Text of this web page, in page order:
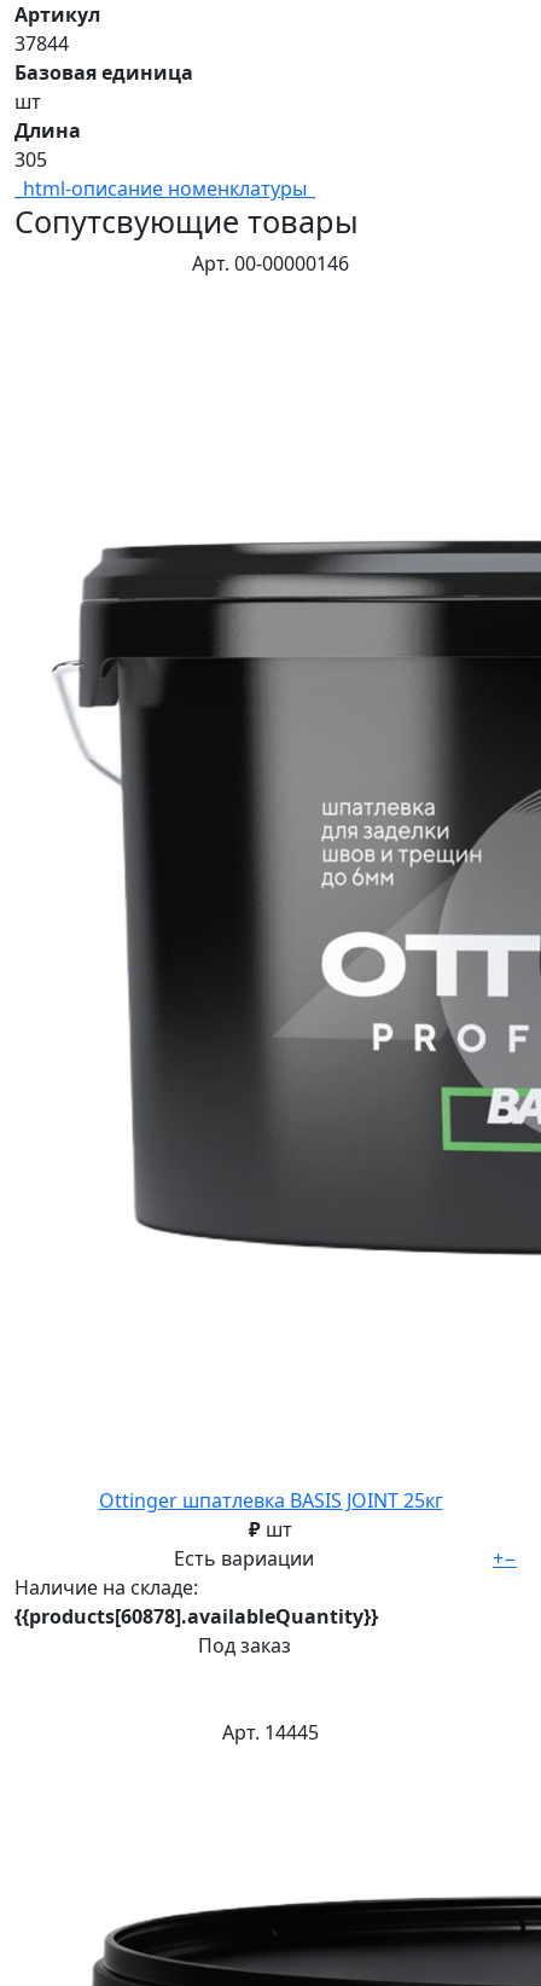
Артикул
37844
Базовая единица
шт
Длина
305
_html-описание номенклатуры_
Сопутсвующие товары
Арт. 00-00000146
Ottinger шпатлевка BASIS JOINT 25кг
₽ шт
Есть вариации
Наличие на складе:
{{products[60878].availableQuantity}}
Под заказ
+−
Арт. 14445